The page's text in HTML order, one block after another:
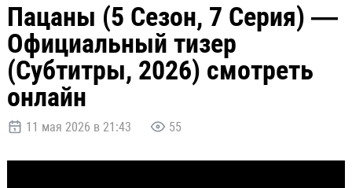
Пацаны (5 Сезон, 7 Серия) —
Официальный тизер
(Субтитры, 2026) смотреть
онлайн
11 мая 2026 в 21:43 55